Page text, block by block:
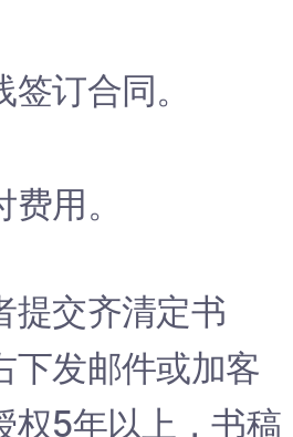
订合同。
用。
提交齐清定书
下发邮件或加客
权5年以上，书稿